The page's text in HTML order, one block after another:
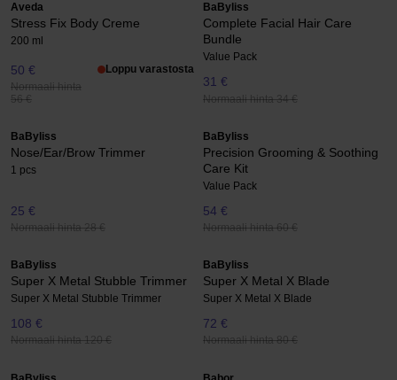
Aveda
Stress Fix Body Creme
200 ml
50 €
Normaali hinta
56 €
Loppu varastosta
BaByliss
Complete Facial Hair Care
Bundle
Value Pack
31 €
Normaali hinta 34 €
BaByliss
Nose/Ear/Brow Trimmer
1 pcs
25 €
Normaali hinta 28 €
BaByliss
Precision Grooming & Soothing
Care Kit
Value Pack
54 €
Normaali hinta 60 €
BaByliss
Super X Metal Stubble Trimmer
Super X Metal Stubble Trimmer
108 €
Normaali hinta 120 €
BaByliss
Super X Metal X Blade
Super X Metal X Blade
72 €
Normaali hinta 80 €